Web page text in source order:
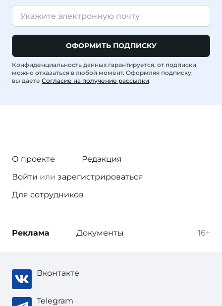
ОФОРМИТЬ ПОДПИСКУ
Конфиденциальность данных гарантируется, от подписки
можно отказаться в любой момент. Оформляя подписку,
вы даете Согласие на получение рассылки.
О проекте
Редакция
Войти или зарегистрироваться
Для сотрудников
16+
Реклама Документы
Вконтакте
Telegram